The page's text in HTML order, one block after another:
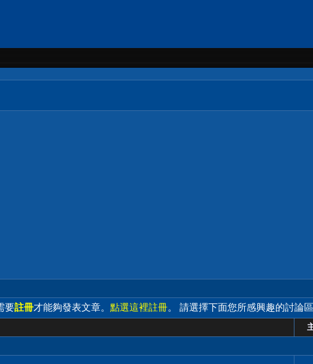
要註冊才能夠發表文章。 點選這裡註冊。 請選擇下面您所感興趣的討論區